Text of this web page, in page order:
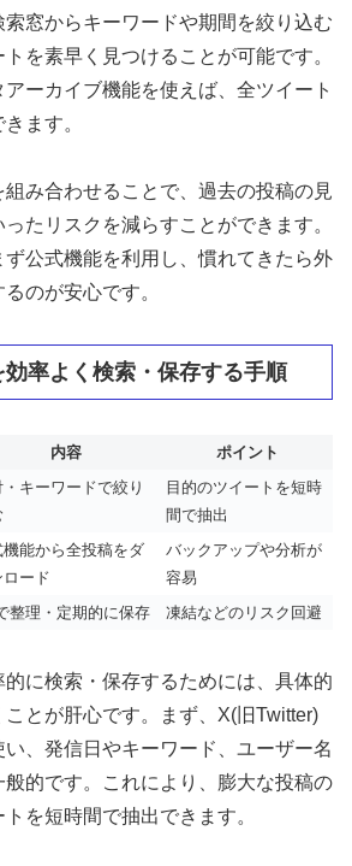
窓からキーワードや期間を絞り込む
を素早く見つけることが可能です。
ーカイブ機能を使えば、全ツイート
ます。
み合わせることで、過去の投稿の見
たリスクを減らすことができます。
公式機能を利用し、慣れてきたら外
のが安心です。
率よく検索・保存する手順
内容
ポイント
・キーワードで絞り
目的のツイートを短時
間で抽出
機能から全投稿をダ
ロード
バックアップや分析が
容易
整理・定期的に保存 凍結などのリスク回避
に検索・保存するためには、具体的
とが肝心です。まず、X(旧Twitter)
、発信日やキーワード、ユーザー名
的です。これにより、膨大な投稿の
を短時間で抽出できます。